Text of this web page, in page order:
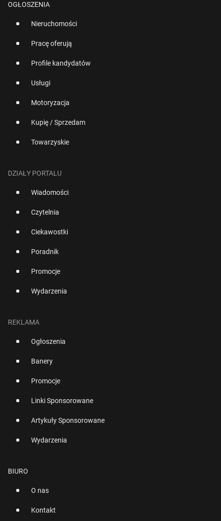
OGŁOSZENIA
Nieruchomości
Pracę oferują
Profile kandydatów
Usługi
Motoryzacja
Kupię / Sprzedam
Towarzyskie
DZIAŁY PORTALU
Wiadomości
Czytelnia
Ciekawostki
Poradnik
Promocje
Wydarzenia
REKLAMA
Ogłoszenia
Banery
Promocje
Linki Sponsorowane
Artykuły Sponsorowane
Wydarzenia
BIURO
O nas
Kontakt